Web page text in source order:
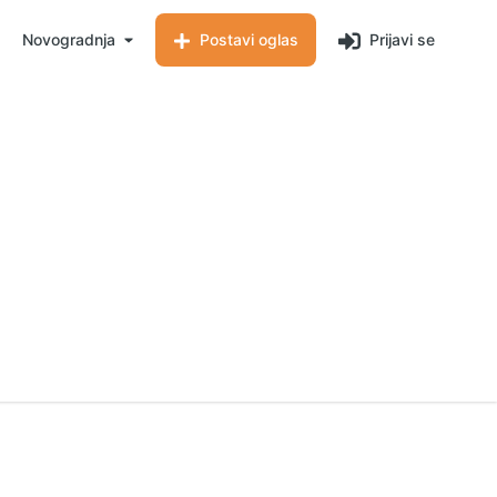
Novogradnja Postavi oglas Prijavi se